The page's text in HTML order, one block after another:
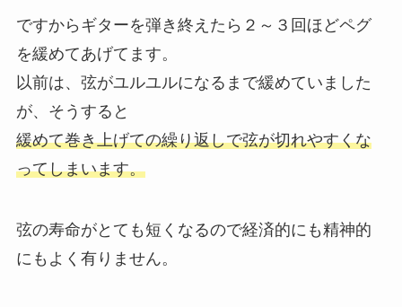
ですからギターを弾き終えたら２～３回ほどペグ
を緩めてあげてます。
以前は、弦がユルユルになるまで緩めていました
が、そうすると
緩めて巻き上げての繰り返しで弦が切れやすくな
ってしまいます。
弦の寿命がとても短くなるので経済的にも精神的
にもよく有りません。